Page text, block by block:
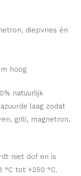
diepvries én
hoog
natuurlijk
laag zodat
grill, magnetron,
niet dof en is
°C tot +250 °C.